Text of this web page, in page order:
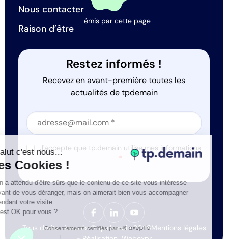
Nous contacter
Raison d’être
émis par cette page
Restez informés !
Recevez en avant-première toutes les
actualités de tpdemain
Section
Section
J'accepte que tp.demain utilise mes informations
*
Tous droits réservés © tp.demain 2026Mentions légales
Salut c'est nous...
les Cookies !
On a attendu d'être sûrs que le contenu de ce site vous intéresse
avant de vous déranger, mais on aimerait bien vous accompagner
pendant votre visite...
C'est OK pour vous ?
Consentements certifiés par